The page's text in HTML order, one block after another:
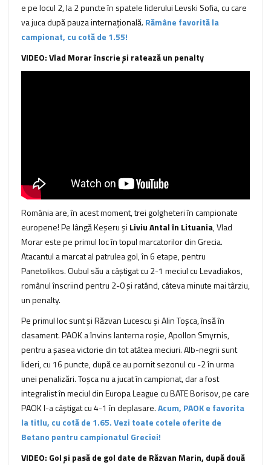
e pe locul 2, la 2 puncte în spatele liderului Levski Sofia, cu care
va juca după pauza internațională. Rămâne favorită la
campionat, cu cotă de 1.55!
VIDEO: Vlad Morar înscrie și ratează un penalty
România are, în acest moment, trei golgheteri în campionate
europene! Pe lângă Keșeru și Liviu Antal în Lituania, Vlad
Morar este pe primul loc în topul marcatorilor din Grecia.
Atacantul a marcat al patrulea gol, în 6 etape, pentru
Panetolikos. Clubul său a câștigat cu 2-1 meciul cu Levadiakos,
românul înscriind pentru 2-0 și ratând, câteva minute mai târziu,
un penalty.
Pe primul loc sunt și Răzvan Lucescu și Alin Toșca, însă în
clasament. PAOK a învins lanterna roșie, Apollon Smyrnis,
pentru a șasea victorie din tot atâtea meciuri. Alb-negrii sunt
lideri, cu 16 puncte, după ce au pornit sezonul cu -2 în urma
unei penalizări. Toșca nu a jucat în campionat, dar a fost
integralist în meciul din Europa League cu BATE Borisov, pe care
PAOK l-a câștigat cu 4-1 în deplasare.Acum, PAOK e favorita
la titlu, cu cotă de 1.65. Vezi toate cotele oferite de
Betano pentru campionatul Greciei!
VIDEO: Gol și pasă de gol date de Răzvan Marin, după două